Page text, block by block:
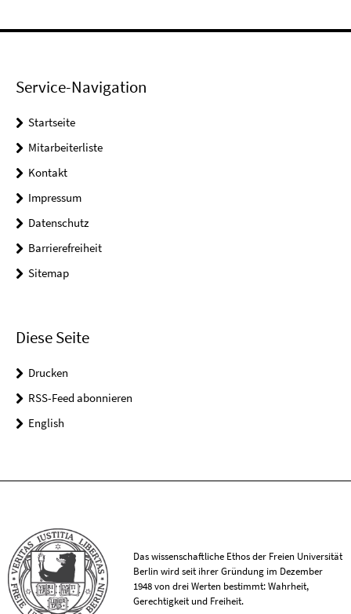
Service-Navigation
Startseite
Mitarbeiterliste
Kontakt
Impressum
Datenschutz
Barrierefreiheit
Sitemap
Diese Seite
Drucken
RSS-Feed abonnieren
English
Das wissenschaftliche Ethos der Freien Universität
Berlin wird seit ihrer Gründung im Dezember
1948 von drei Werten bestimmt: Wahrheit,
Gerechtigkeit und Freiheit.